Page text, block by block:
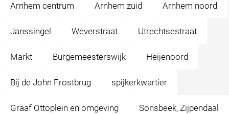
Arnhem centrum Arnhem zuid Arnhem noord
Janssingel Weverstraat Utrechtsestraat
Markt Burgemeesterswijk Heijenoord
Bij de John Frostbrug spijkerkwartier
Graaf Ottoplein en omgeving Sonsbeek, Zijpendaal